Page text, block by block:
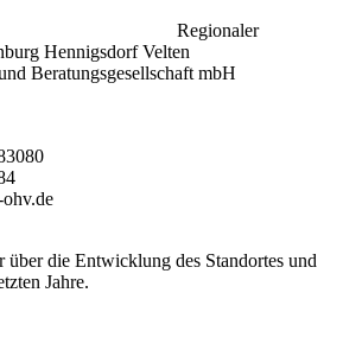
Regionaler
Hennigsdorf Velten
Beratungsgesellschaft mbH
über die Entwicklung des Standortes und
Jahre.